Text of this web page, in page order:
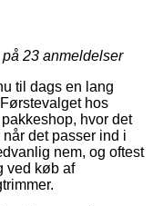
23 anmeldelser
til dags en lang
hos
hvor det
det passer ind i
nem, og oftest
ved køb af